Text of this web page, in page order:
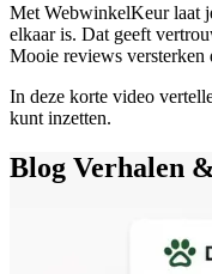
Met WebwinkelKeur laat
elkaar is. Dat geeft
Mooie reviews versterken
In deze korte video
kunt inzetten.
Blog Verhalen